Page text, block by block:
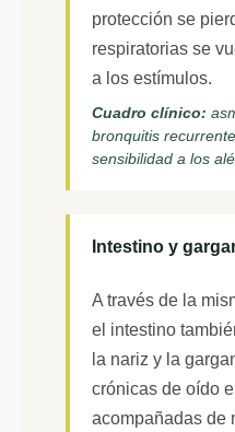
protección se
respiratorias se
a los estímulos.
Cuadro clínico:
bronquitis
sensibilidad a los
Intestino y
A través de la
el intestino
la nariz y la
crónicas de oído
acompañadas de